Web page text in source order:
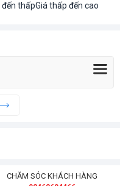
đến thấpGiá thấp đến cao
CHĂM SÓC KHÁCH HÀNG